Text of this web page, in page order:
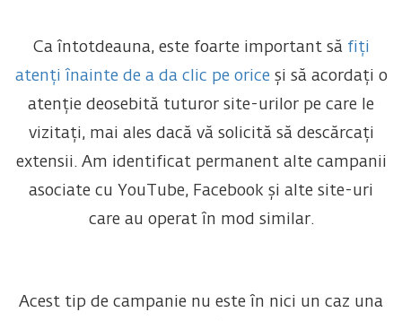
Ca întotdeauna, este foarte important să fiți
atenți înainte de a da clic pe oriceși să acordați o
atenție deosebită tuturor site-urilor pe care le
vizitați, mai ales dacă vă solicită să descărcați
extensii. Am identificat permanent alte campanii
asociate cu YouTube, Facebook și alte site-uri
care au operat în mod similar.
Acest tip de campanie nu este în nici un caz una